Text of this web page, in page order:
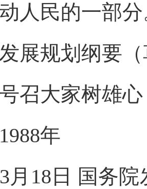
人民的一部
展规划纲要
召大家树雄
年
日 国务院